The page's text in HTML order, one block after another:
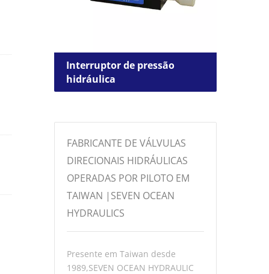
Interruptor de pressão
hidráulica
FABRICANTE DE VÁLVULAS
DIRECIONAIS HIDRÁULICAS
OPERADAS POR PILOTO EM
TAIWAN |SEVEN OCEAN
HYDRAULICS
Presente em Taiwan desde
1989,SEVEN OCEAN HYDRAULIC